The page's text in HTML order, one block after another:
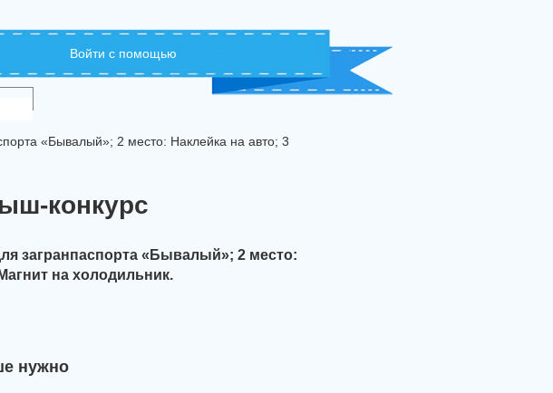
Войти с помощью
«Бывалый»; 2 место: Наклейка на авто; 3
конкурс
загранпаспорта «Бывалый»; 2 место:
на холодильник.
нужно